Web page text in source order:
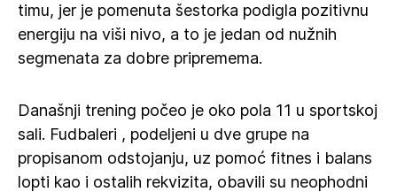
timu, jer je pomenuta šestorka podigla pozitivnu
energiju na viši nivo, a to je jedan od nužnih
segmenata za dobre pripremema.
Današnji trening počeo je oko pola 11 u sportskoj
sali. Fudbaleri , podeljeni u dve grupe na
propisanom odstojanju, uz pomoć fitnes i balans
lopti kao i ostalih rekvizita, obavili su neophodni